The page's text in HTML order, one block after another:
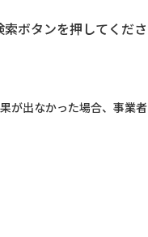
ボタンを押してくださ
が出なかった場合、事業者